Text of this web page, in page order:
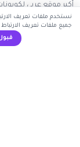
أكبر موقع عربي
أحدث العروض
نستخدم ملفات تعريف
جميع ملفات تعريف